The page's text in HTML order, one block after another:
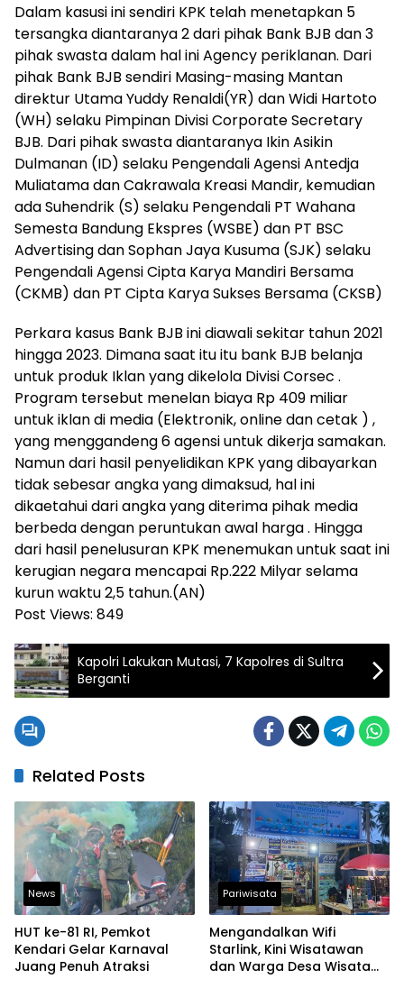
Dalam kasusi ini sendiri KPK telah menetapkan 5
tersangka diantaranya 2 dari pihak Bank BJB dan 3
pihak swasta dalam hal ini Agency periklanan. Dari
pihak Bank BJB sendiri Masing-masing Mantan
direktur Utama Yuddy Renaldi(YR) dan Widi Hartoto
(WH) selaku Pimpinan Divisi Corporate Secretary
BJB. Dari pihak swasta diantaranya Ikin Asikin
Dulmanan (ID) selaku Pengendali Agensi Antedja
Muliatama dan Cakrawala Kreasi Mandir, kemudian
ada Suhendrik (S) selaku Pengendali PT Wahana
Semesta Bandung Ekspres (WSBE) dan PT BSC
Advertising dan Sophan Jaya Kusuma (SJK) selaku
Pengendali Agensi Cipta Karya Mandiri Bersama
(CKMB) dan PT Cipta Karya Sukses Bersama (CKSB)
Perkara kasus Bank BJB ini diawali sekitar tahun 2021
hingga 2023. Dimana saat itu itu bank BJB belanja
untuk produk Iklan yang dikelola Divisi Corsec .
Program tersebut menelan biaya Rp 409 miliar
untuk iklan di media (Elektronik, online dan cetak ) ,
yang menggandeng 6 agensi untuk dikerja samakan.
Namun dari hasil penyelidikan KPK yang dibayarkan
tidak sebesar angka yang dimaksud, hal ini
dikaetahui dari angka yang diterima pihak media
berbeda dengan peruntukan awal harga . Hingga
dari hasil penelusuran KPK menemukan untuk saat ini
kerugian negara mencapai Rp.222 Milyar selama
kurun waktu 2,5 tahun.(AN)
Post Views: 849
Kapolri Lakukan Mutasi, 7 Kapolres di Sultra
Berganti
Related Posts
News
HUT ke-81 RI, Pemkot
Kendari Gelar Karnaval
Juang Penuh Atraksi
Pariwisata
Mengandalkan Wifi
Starlink, Kini Wisatawan
dan Warga Desa Wisata